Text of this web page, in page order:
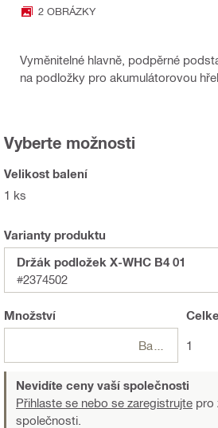
2 OBRÁZKY
Vyměnitelné hlavně, podpěrné
na podložky pro akumulátorovou
Vyberte možnosti
Velikost balení
1 ks
Varianty produktu
Držák podložek X-WHC B4 01
#2374502
Množství
1
Nevidíte ceny vaší společnosti
Přihlaste se nebo se zaregistrujte pro
společnosti.